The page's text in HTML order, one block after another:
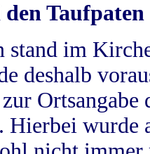
Taufpaten
stand im
deshalb
Hierbei wurde